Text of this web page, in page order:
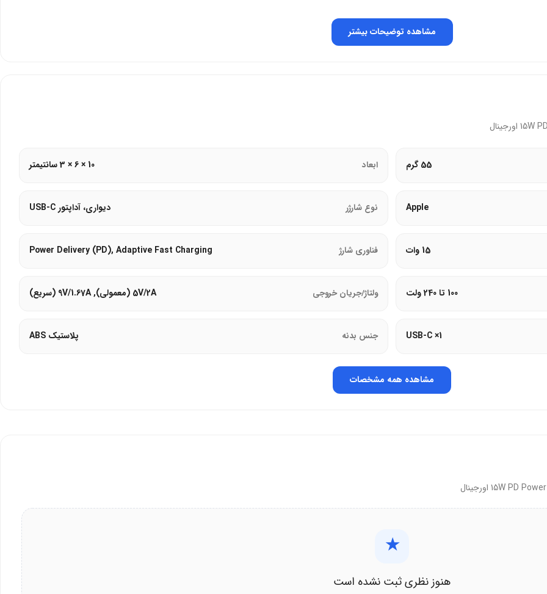
دارند.
مشاهده توضیحات بیشتر
55 گرم ابعاد 10 × 6 × 3 سانتیمتر
Apple نوع شارژر دیواری، آداپتور USB-C
15 وات فناوری شارژ Power Delivery (PD), Adaptive Fast Charging
100 تا 240 ولت ولتاژ/جریان خروجی 5V/2A (معمولی), 9V/1.67A (سریع)
1× USB-C جنس بدنه پلاستیک ABS
مشاهده همه مشخصات
★
هنوز نظری ثبت نشده است